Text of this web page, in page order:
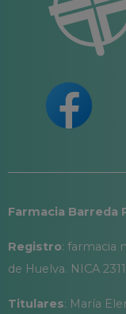
Farmacia Barreda
Registro: farmacia
de Huelva. NICA
Titulares: María